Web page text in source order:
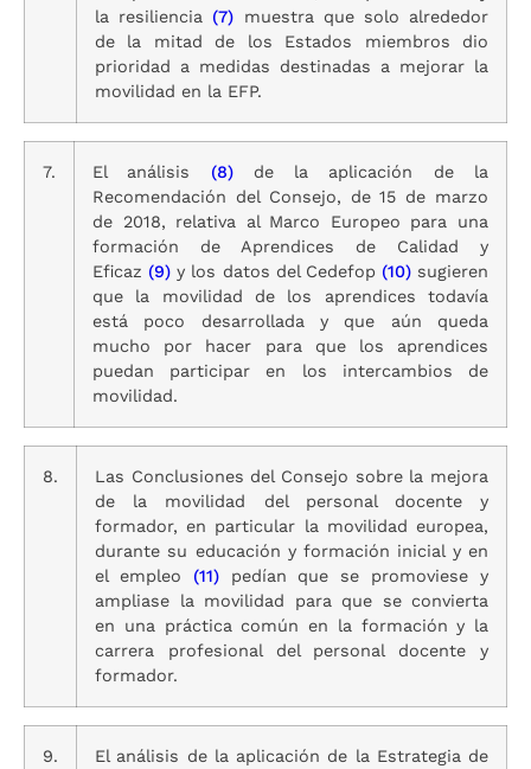
la resiliencia (7) muestra que solo alrededor
de la mitad de los Estados miembros dio
prioridad a medidas destinadas a mejorar la
movilidad en la EFP.
7. El análisis (8)de la aplicación de la
Recomendación del Consejo, de 15 de marzo
de 2018, relativa al Marco Europeo para una
formación de Aprendices de Calidad y
Eficaz (9) y los datos del Cedefop (10)sugieren
que la movilidad de los aprendices todavía
está poco desarrollada y que aún queda
mucho por hacer para que los aprendices
puedan participar en los intercambios de
movilidad.
8.
Las Conclusiones del Consejo sobre la mejora
de la movilidad del personal docente y
formador, en particular la movilidad europea,
durante su educación y formación inicial y en
el empleo (11)pedían que se promoviese y
ampliase la movilidad para que se convierta
en una práctica común en la formación y la
carrera profesional del personal docente y
formador.
9.
El análisis de la aplicación de la Estrategia de